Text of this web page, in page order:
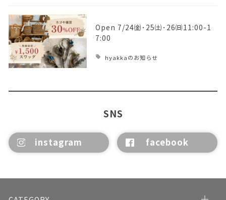
Open 7/24㈮･25㈯･26㈰11:00-1
7:00
hyakkaのお知らせ
SNS
instagram facebook